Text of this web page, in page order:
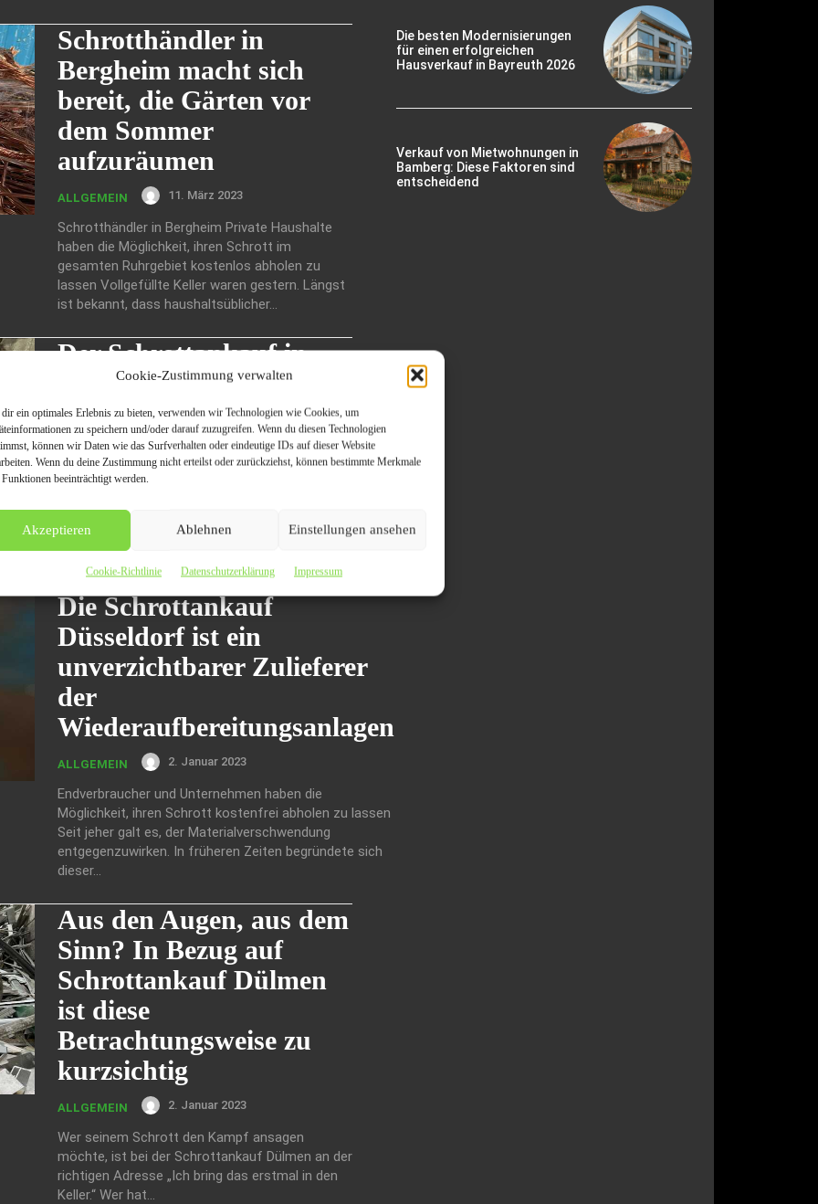
Cookie-Zustimmung verwalten
ein optimales Erlebnis zu bieten, verwenden wir Technologien wie Cookies, um
zu speichern und/oder darauf zuzugreifen. Wenn du diesen Technologien
können wir Daten wie das Surfverhalten oder eindeutige IDs auf dieser Website
Wenn du deine Zustimmung nicht erteilst oder zurückziehst, können bestimmte Merkmale
beeinträchtigt werden.
Akzeptieren Ablehnen Einstellungen ansehen
Cookie-Richtlinie Datenschutzerklärung Impressum
Schrotthändler in
Bergheim macht sich
bereit, die Gärten vor
dem Sommer
aufzuräumen
ALLGEMEIN 11. März 2023
Schrotthändler in Bergheim Private Haushalte
haben die Möglichkeit, ihren Schrott im
gesamten Ruhrgebiet kostenlos abholen zu
lassen Vollgefüllte Keller waren gestern. Längst
ist bekannt, dass haushaltsüblicher...
Der Schrottankauf in
Wesel bietet seinen
Kunden Sonderangebote
ALLGEMEIN 6. März 2023
Wie seit Menschengedenken zieht die
Wertstoffe einer neuen Verwendung zuzuführen
Wir können es uns schon lange nicht mehr
Die Schrottankauf
Düsseldorf ist ein
unverzichtbarer Zulieferer
der
Wiederaufbereitungsanlagen
ALLGEMEIN 2. Januar 2023
Endverbraucher und Unternehmen haben die
Möglichkeit, ihren Schrott kostenfrei abholen zu lassen
Seit jeher galt es, der Materialverschwendung
entgegenzuwirken. In früheren Zeiten begründete sich
dieser...
Aus den Augen, aus dem
Sinn? In Bezug auf
Schrottankauf Dülmen
ist diese
Betrachtungsweise zu
kurzsichtig
ALLGEMEIN 2. Januar 2023
Wer seinem Schrott den Kampf ansagen
möchte, ist bei der Schrottankauf Dülmen an der
richtigen Adresse „Ich bring das erstmal in den
Keller.“ Wer hat...
Die besten Modernisierungen
für einen erfolgreichen
Hausverkauf in Bayreuth 2026
Verkauf von Mietwohnungen in
Bamberg: Diese Faktoren sind
entscheidend